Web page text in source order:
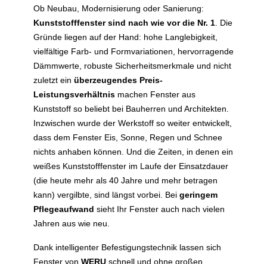
Ob Neubau, Modernisierung oder Sanierung:
Kunststofffenster sind nach wie vor die Nr. 1. Die
Gründe liegen auf der Hand: hohe Langlebigkeit,
vielfältige Farb- und Formvariationen, hervorragende
Dämmwerte, robuste Sicherheitsmerkmale und nicht
zuletzt ein überzeugendes Preis-
Leistungsverhältnis machen Fenster aus
Kunststoff so beliebt bei Bauherren und Architekten.
Inzwischen wurde der Werkstoff so weiter entwickelt,
dass dem Fenster Eis, Sonne, Regen und Schnee
nichts anhaben können. Und die Zeiten, in denen ein
weißes Kunststofffenster im Laufe der Einsatzdauer
(die heute mehr als 40 Jahre und mehr betragen
kann) vergilbte, sind längst vorbei. Bei geringem
Pflegeaufwand sieht Ihr Fenster auch nach vielen
Jahren aus wie neu.
Dank intelligenter Befestigungstechnik lassen sich
Fenster von WERU schnell und ohne großen